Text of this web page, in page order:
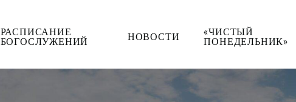
РАСПИСАНИЕ
БОГОСЛУЖЕНИЙ
НОВОСТИ
«ЧИСТЫЙ
ПОНЕДЕЛЬНИК»